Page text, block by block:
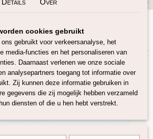
(0)
Corriedale gekleurd
Details Over
cookies gebruikt
gebruikt voor verkeersanalyse, het
media-functies en het personaliseren van
Daarnaast verlenen we onze sociale
analysepartners toegang tot informatie over
Zij kunnen deze informatie gebruiken in
gegevens die zij mogelijk hebben verzameld
diensten of die u hen hebt verstrekt.